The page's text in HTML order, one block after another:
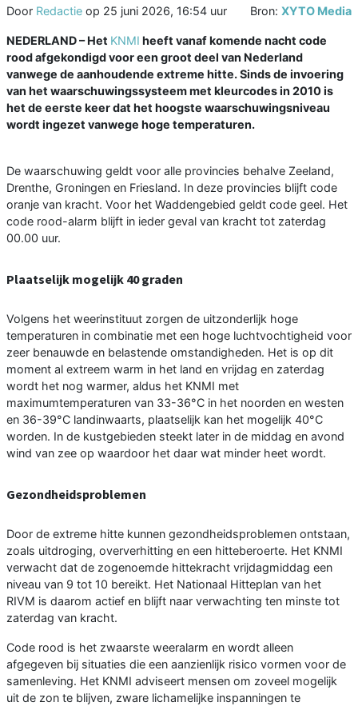
Door Redactie op 25 juni 2026, 16:54 uur Bron: XYTO Media
NEDERLAND – Het KNMI heeft vanaf komende nacht code
rood afgekondigd voor een groot deel van Nederland
vanwege de aanhoudende extreme hitte. Sinds de invoering
van het waarschuwingssysteem met kleurcodes in 2010 is
het de eerste keer dat het hoogste waarschuwingsniveau
wordt ingezet vanwege hoge temperaturen.
De waarschuwing geldt voor alle provincies behalve Zeeland,
Drenthe, Groningen en Friesland. In deze provincies blijft code
oranje van kracht. Voor het Waddengebied geldt code geel. Het
code rood-alarm blijft in ieder geval van kracht tot zaterdag
00.00 uur.
Plaatselijk mogelijk 40 graden
Volgens het weerinstituut zorgen de uitzonderlijk hoge
temperaturen in combinatie met een hoge luchtvochtigheid voor
zeer benauwde en belastende omstandigheden. Het is op dit
moment al extreem warm in het land en vrijdag en zaterdag
wordt het nog warmer, aldus het KNMI met
maximumtemperaturen van 33-36°C in het noorden en westen
en 36-39°C landinwaarts, plaatselijk kan het mogelijk 40°C
worden. In de kustgebieden steekt later in de middag en avond
wind van zee op waardoor het daar wat minder heet wordt.
Gezondheidsproblemen
Door de extreme hitte kunnen gezondheidsproblemen ontstaan,
zoals uitdroging, oververhitting en een hitteberoerte. Het KNMI
verwacht dat de zogenoemde hittekracht vrijdagmiddag een
niveau van 9 tot 10 bereikt. Het Nationaal Hitteplan van het
RIVM is daarom actief en blijft naar verwachting ten minste tot
zaterdag van kracht.
Code rood is het zwaarste weeralarm en wordt alleen
afgegeven bij situaties die een aanzienlijk risico vormen voor de
samenleving. Het KNMI adviseert mensen om zoveel mogelijk
uit de zon te blijven, zware lichamelijke inspanningen te